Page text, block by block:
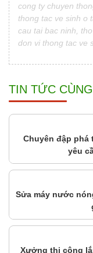
cong ty chuyen
thong tac ve sinh o
cau tai bac ninh,
don vi thong tac ve
TIN TỨC
Chuyên đập phá
yêu
Sửa máy nước
Xưởng thi công